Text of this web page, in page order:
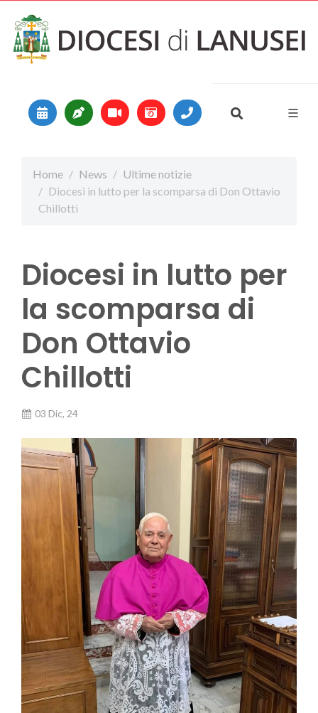
Main Navigation
Home News
Ultime notizie
Diocesi in lutto per la scomparsa di Don Ottavio
Chillotti
Diocesi in lutto per
la scomparsa di
Don Ottavio
Chillotti
03 Dic, 24